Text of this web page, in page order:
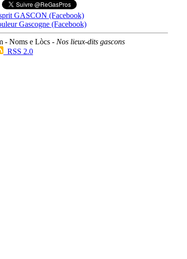
GASCON (Facebook)
Gascogne (Facebook)
- Noms e Lòcs - Nos lieux-dits gascons
RSS 2.0